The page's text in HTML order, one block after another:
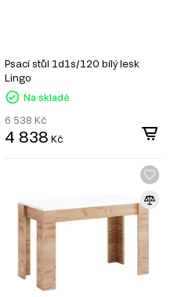
Psací stůl 1d1s/120 bílý lesk
Lingo
Na skladě
6 538 Kč
4 838 Kč